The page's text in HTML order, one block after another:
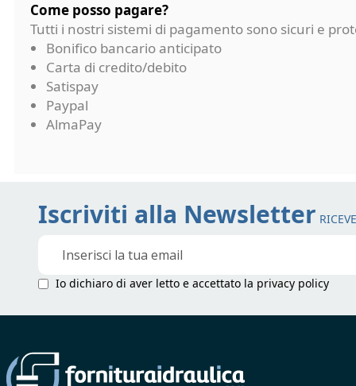
Come posso pagare?
Tutti i nostri sistemi di pagamento sono sicuri e
Bonifico bancario anticipato
Carta di credito/debito
Satispay
Paypal
AlmaPay
Iscriviti alla Newsletter
Newsletter:
Io dichiaro di aver letto e accettato la privacy policy